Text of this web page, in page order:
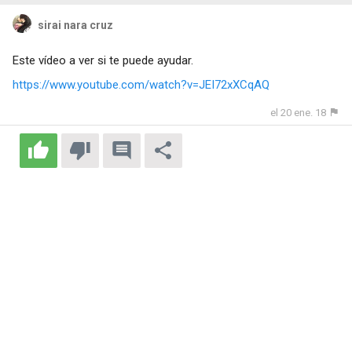
sirai nara cruz
Este vídeo a ver si te puede ayudar.
https://www.youtube.com/watch?v=JEI72xXCqAQ
el 20 ene. 18